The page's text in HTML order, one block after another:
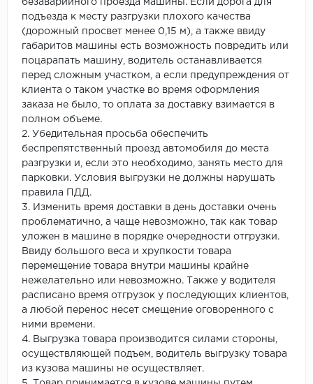
безаварийного проезда машины. Если дорога для
подъезда к месту разгрузки плохого качества
(дорожный просвет менее 0,15 м), а также ввиду
габаритов машины есть возможность повредить или
поцарапать машину, водитель останавливается
перед сложным участком, а если предупреждения от
клиента о таком участке во время оформления
заказа не было, то оплата за доставку взимается в
полном объеме.
2. Убедительная просьба обеспечить
беспрепятственный проезд автомобиля до места
разгрузки и, если это необходимо, занять место для
парковки. Условия выгрузки не должны нарушать
правила ПДД.
3. Изменить время доставки в день доставки очень
проблематично, а чаще невозможно, так как товар
уложен в машине в порядке очередности отгрузки.
Ввиду большого веса и хрупкости товара
перемещение товара внутри машины крайне
нежелательно или невозможно. Также у водителя
расписано время отгрузок у последующих клиентов,
а любой перенос несет смещение оговоренного с
ними времени.
4. Выгрузка товара производится силами стороны,
осуществляющей подъем, водитель выгрузку товара
из кузова машины не осуществляет.